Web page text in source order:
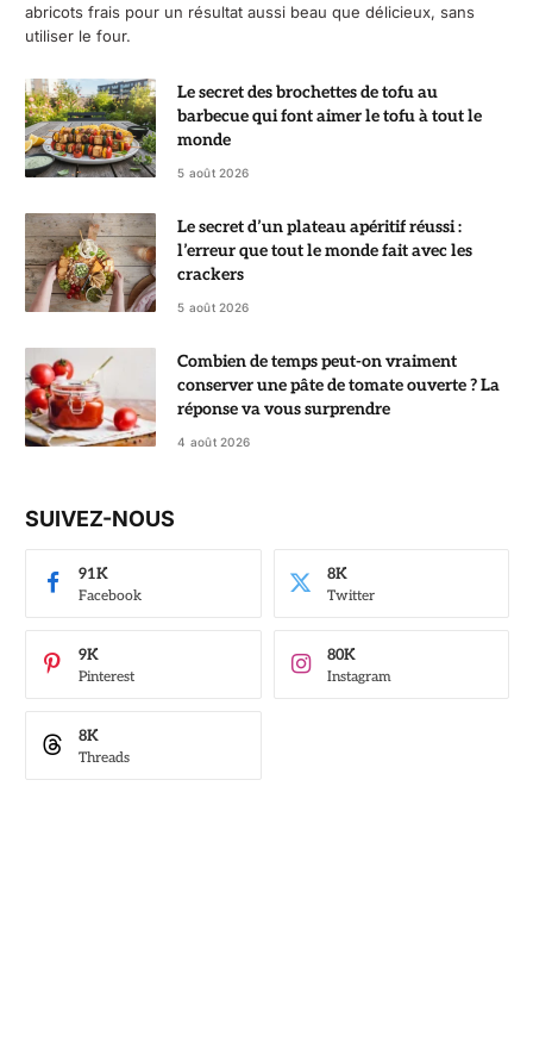
abricots frais pour un résultat aussi beau que délicieux, sans
utiliser le four.
Le secret des brochettes de tofu au
barbecue qui font aimer le tofu à tout le
monde
5 août 2026
Le secret d’un plateau apéritif réussi :
l’erreur que tout le monde fait avec les
crackers
5 août 2026
Combien de temps peut-on vraiment
conserver une pâte de tomate ouverte ? La
réponse va vous surprendre
4 août 2026
SUIVEZ-NOUS
Facebook
91K
Twitter
8K
Pinterest
9K
Instagram
80K
Threads
8K